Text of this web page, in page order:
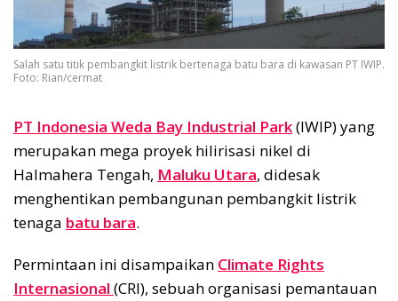
Salah satu titik pembangkit listrik bertenaga batu bara di kawasan PT IWIP.
Foto: Rian/cermat
PT Indonesia Weda Bay Industrial Park(IWIP) yang
merupakan mega proyek hilirisasi nikel di
Halmahera Tengah, Maluku Utara, didesak
menghentikan pembangunan pembangkit listrik
tenaga batu bara.
Permintaan ini disampaikan Climate Rights
Internasional (CRI), sebuah organisasi pemantauan